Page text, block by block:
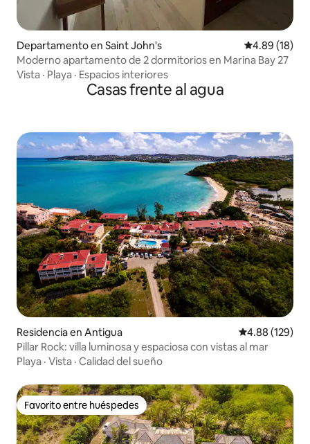
Departamento en Saint John's Calificación
4.89 (18)
Moderno apartamento de 2 dormitorios en Marina Bay 27
Vista · Playa · Espacios interiores
Casas frente al agua
Residencia en Antigua Calificación
4.88 (129)
Pillar Rock: villa luminosa y espaciosa con vistas al mar
Playa · Vista · Calidad del sueño
Favorito entre huéspedes
Favorito entre huéspedes